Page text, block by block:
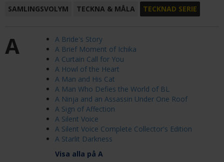
SAMLINGSVOLYM
TECKNA & MÅLA TECKNAD SERIE
A
A Bride's Story
A Brief Moment of Ichika
A Curtain Call for You
A Howl of the Heart
A Man and His Cat
A Man Who Defies the World of BL
A Ninja and an Assassin Under One Roof
A Sign of Affection
A Silent Voice
A Silent Voice Complete Collector's Edition
A Starlit Darkness
Visa alla på A